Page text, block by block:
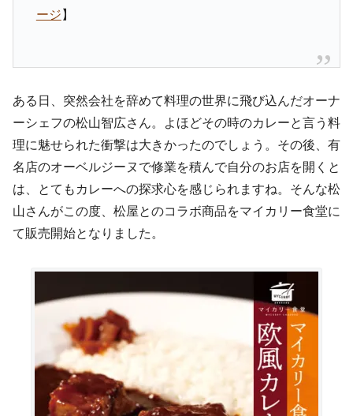
ージ 】
ある日、突然会社を辞めて料理の世界に飛び込んだオーナ
ーシェフの松山智広さん。よほどその時のカレーと言う料
理に魅せられた衝撃は大きかったのでしょう。その後、有
名店のオーベルジーヌで修業を積んで自分のお店を開くと
は、とてもカレーへの探求心を感じられますね。そんな松
山さんがこの度、松屋とのコラボ商品をマイカリー食堂に
て販売開始となりました。